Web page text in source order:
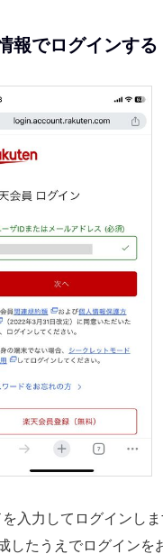
報でログインする
入力してログインしま
したうえでログインを